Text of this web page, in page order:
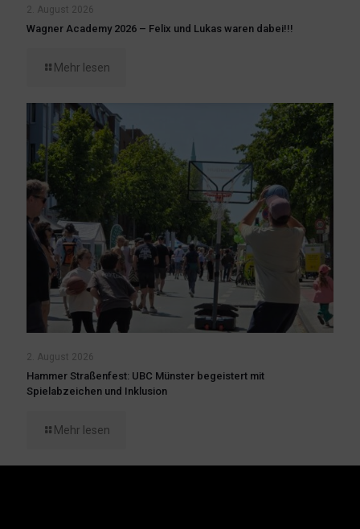
2. August 2026
Wagner Academy 2026 – Felix und Lukas waren dabei!!!
Mehr lesen
2. August 2026
Hammer Straßenfest: UBC Münster begeistert mit
Spielabzeichen und Inklusion
Mehr lesen